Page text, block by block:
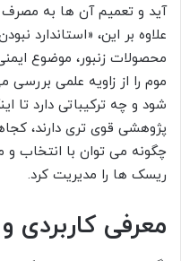
آید و تعمیم آن ها به
علاوه بر این، «استاندارد
محصولات زنبور، موضوع
موم را از زاویه علمی
شود و چه ترکیباتی دارد تا
پژوهشی قوی تری دارند،
چگونه می توان با انتخاب و
ریسک ها را مدیریت کرد.
معرفی کاربردی